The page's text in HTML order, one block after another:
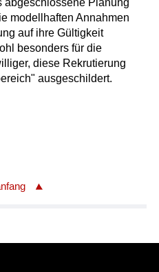
modellhaften Annahmen
auf ihre Gültigkeit
besonders für die
diese Rekrutierung
ausgeschildert.